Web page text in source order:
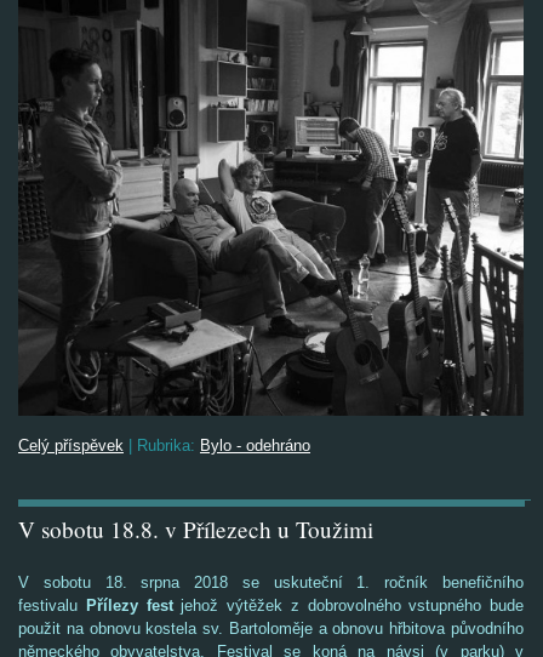
Celý příspěvek Rubrika: Bylo - odehráno
V sobotu 18.8. v Přílezech u Toužimi
V sobotu 18. srpna 2018 se uskuteční 1. ročník benefičního
festivalu Přílezy festjehož výtěžek z dobrovolného vstupného bude
použit na obnovu kostela sv. Bartoloměje a obnovu hřbitova původního
německého obyvatelstva. Festival se koná na návsi (v parku) v